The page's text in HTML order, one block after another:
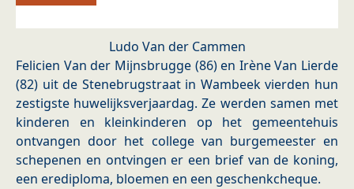
Ludo Van der Cammen
Felicien Van der Mijnsbrugge (86) en Irène Van Lierde
(82) uit de Stenebrugstraat in Wambeek vierden hun
zestigste huwelijksverjaardag. Ze werden samen met
kinderen en kleinkinderen op het gemeentehuis
ontvangen door het college van burgemeester en
schepenen en ontvingen er een brief van de koning,
een erediploma, bloemen en een geschenkcheque.